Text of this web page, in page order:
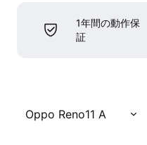
1年間の動作保
証
Oppo Reno11 A